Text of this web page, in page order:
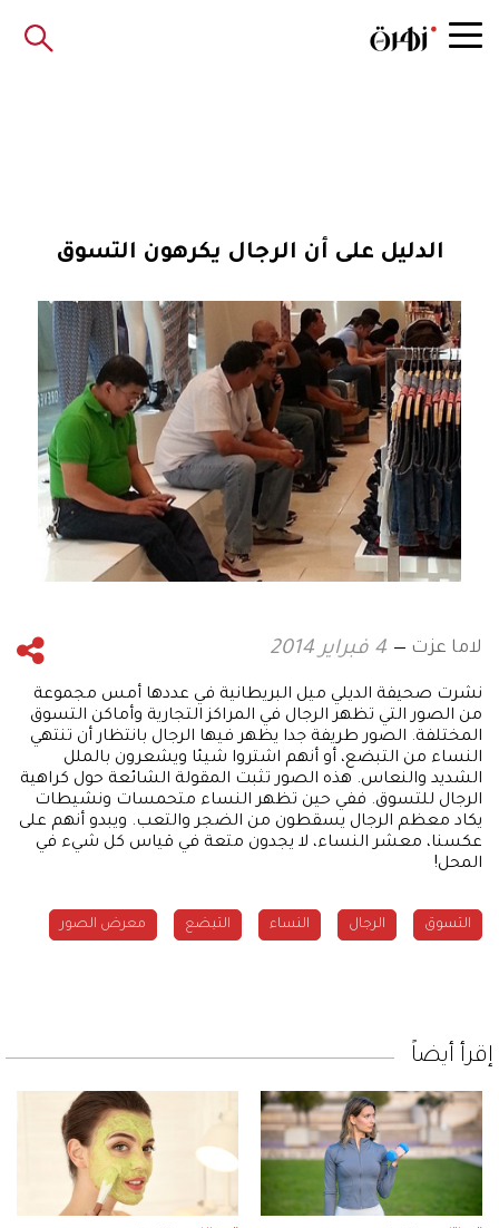
الدليل على أن الرجال يكرهون التسوق
لاما عزت 4 فبراير 2014
نشرت صحيفة الديلي ميل البريطانية في عددها أمس مجموعة
من الصور التي تظهر الرجال في المراكز التجارية وأماكن التسوق
المختلفة. الصور طريفة جدا يظهر فيها الرجال بانتظار أن تنتهي
النساء من التبضع، أو أنهم اشتروا شيئا ويشعرون بالملل
الشديد والنعاس. هذه الصور تثبت المقولة الشائعة حول كراهية
الرجال للتسوق. ففي حين تظهر النساء متحمسات ونشيطات
يكاد معظم الرجال يسقطون من الضجر والتعب. ويبدو أنهم على
عكسنا، معشر النساء، لا يجدون متعة في قياس كل شيء في
المحل!
التسوق الرجال النساء التبضع معرض الصور
إقرأ أيضاً